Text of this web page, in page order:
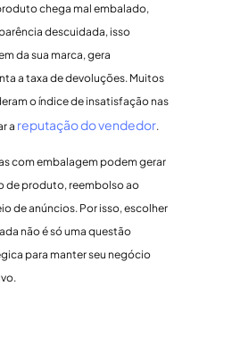
chega mal embalado,
descuidada, isso
da sua marca, gera
a taxa de devoluções. Muitos
o índice de insatisfação nas
a reputação do vendedor.
com embalagem podem gerar
de produto, reembolso ao
de anúncios. Por isso, escolher
não é só uma questão
para manter seu negócio